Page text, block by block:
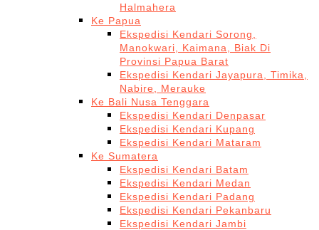
Halmahera
Ke Papua
Ekspedisi Kendari Sorong,
Manokwari, Kaimana, Biak Di
Provinsi Papua Barat
Ekspedisi Kendari Jayapura, Timika,
Nabire, Merauke
Ke Bali Nusa Tenggara
Ekspedisi Kendari Denpasar
Ekspedisi Kendari Kupang
Ekspedisi Kendari Mataram
Ke Sumatera
Ekspedisi Kendari Batam
Ekspedisi Kendari Medan
Ekspedisi Kendari Padang
Ekspedisi Kendari Pekanbaru
Ekspedisi Kendari Jambi